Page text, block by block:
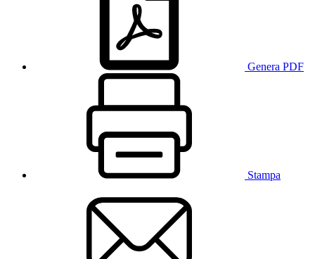
Genera PDF
Stampa